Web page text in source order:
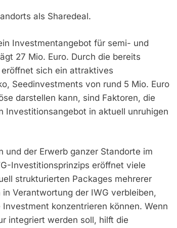
als Sharedeal.
Investmentangebot für semi- und
27 Mio. Euro. Durch die bereits
sich ein attraktives
Seedinvestments von rund 5 Mio. Euro
darstellen kann, sind Faktoren, die
Investitionsangebot in aktuell unruhigen
der Erwerb ganzer Standorte im
Investitionsprinzips eröffnet viele
strukturierten Packages mehrerer
Verantwortung der IWG verbleiben,
konzentrieren können. Wenn
integriert werden soll, hilft die